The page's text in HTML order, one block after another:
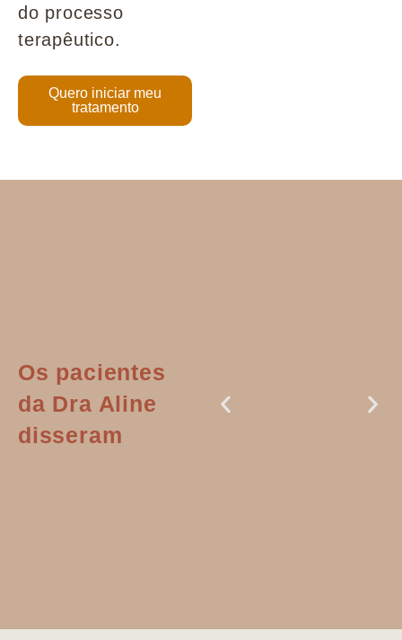
do processo
terapêutico.
Quero iniciar meu
tratamento
Os pacientes
da Dra Aline
disseram